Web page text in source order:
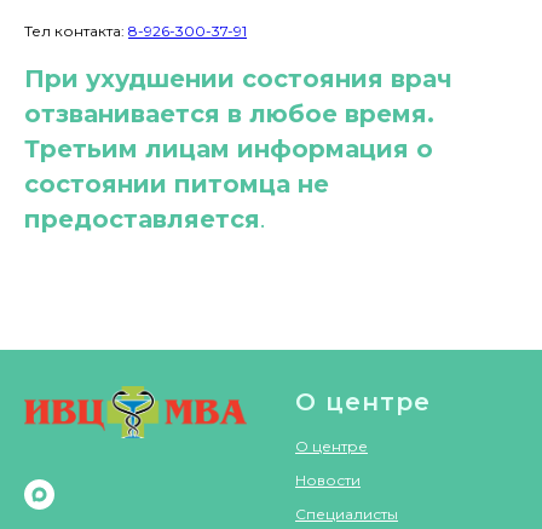
Тел контакта: 8-926-300-37-91
При ухудшении состояния врач
отзванивается в любое время.
Третьим лицам информация о
состоянии питомца не
предоставляется.
О центре
О центре
Новости
Специалисты